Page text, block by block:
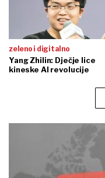
zeleno i digitalno
Yang Zhilin: Dječje lice
kineske AI revolucije